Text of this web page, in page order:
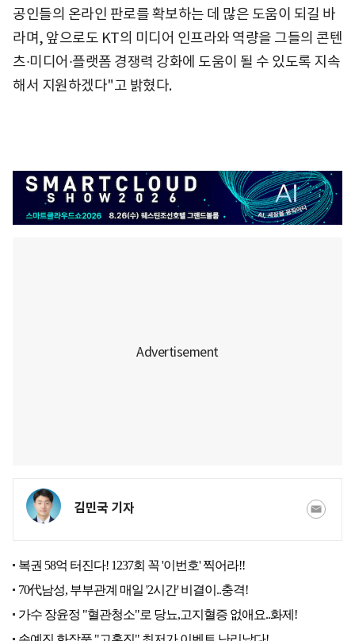
공인들의 온라인 판로를 확보하는 데 많은 도움이 되길 바
라며, 앞으로도 KT의 미디어 인프라와 역량을 그들의 콘텐
츠∙미디어∙플랫폼 경쟁력 강화에 도움이 될 수 있도록 지속
해서 지원하겠다"고 밝혔다.
김민국 기자